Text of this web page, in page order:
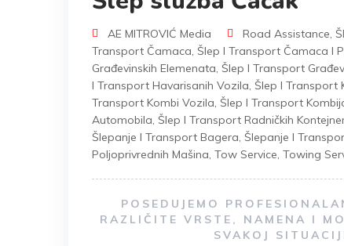
AE MITROVIĆ Media Road Assistance,
Transport Čamaca, Šlep I Transport Čamaca I
Građevinskih Elemenata, Šlep I Transport
I Transport Havarisanih Vozila, Šlep I Transport
Transport Kombi Vozila, Šlep I Transport
Automobila, Šlep I Transport Radničkih
Šlepanje I Transport Bagera, Šlepanje I
Poljoprivrednih Mašina, Tow Service, Towing
POSEDUJEMO
RAZLIČITE VRSTE, NAMENA I
SVAKOJ